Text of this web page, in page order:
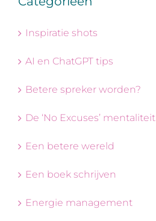
Inspiratie shots
AI en ChatGPT tips
Betere spreker worden?
De ‘No Excuses’ mentaliteit
Een betere wereld
Een boek schrijven
Energie management